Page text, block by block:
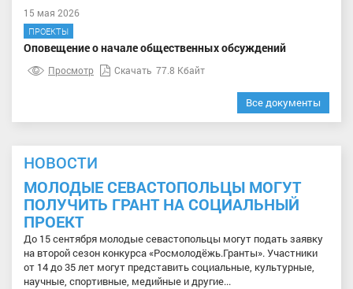
15 мая 2026
ПРОЕКТЫ
Оповещение о начале общественных обсуждений
Просмотр Скачать 77.8 Кбайт
Все документы
НОВОСТИ
МОЛОДЫЕ СЕВАСТОПОЛЬЦЫ МОГУТ
ПОЛУЧИТЬ ГРАНТ НА СОЦИАЛЬНЫЙ
ПРОЕКТ
До 15 сентября молодые севастопольцы могут подать заявку
на второй сезон конкурса «Росмолодёжь.Гранты». Участники
от 14 до 35 лет могут представить социальные, культурные,
научные, спортивные, медийные и другие...